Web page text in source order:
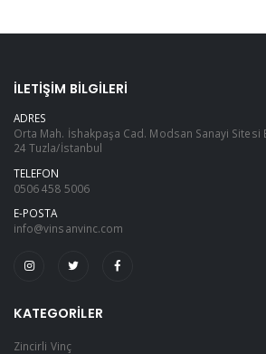
İLETIŞIM BILGILERI
ADRES
Orta Mah. İshakpaşa Cad. Modsan Sanayi Sitesi
24 Tuzla/İstanbul
TELEFON
0506 458 5006
E-POSTA
info@vinsanvinc.com
KATEGORILER
Zincirli Vinç